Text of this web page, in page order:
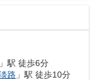
」駅 徒歩6分
路 」駅 徒歩10分